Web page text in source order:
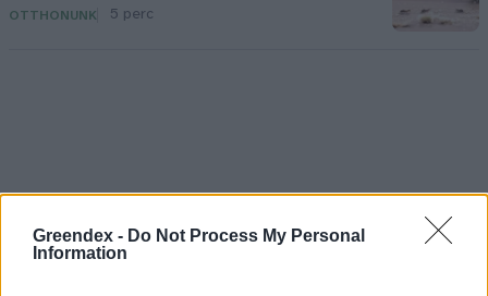
Greendex - Do Not Process My Personal
Information
OTTHONUNK 5 perc